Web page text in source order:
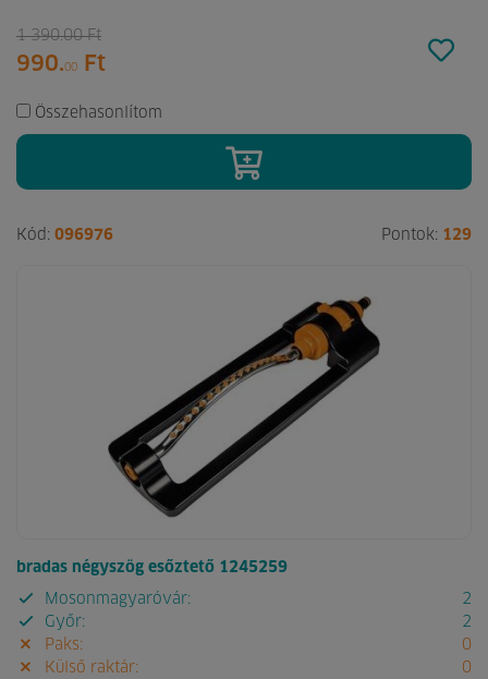
1 390.00Ft
990.00 Ft
Összehasonlítom
Kód: 096976 Pontok: 129
bradas négyszög esőztető 1245259
Mosonmagyaróvár:
2
Győr:
2
Paks:
0
Külső raktár:
0